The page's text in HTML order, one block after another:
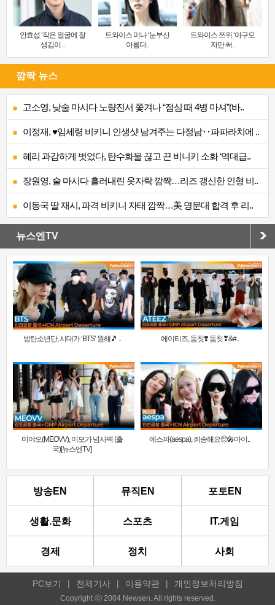
안효섭 ‘작은 얼굴에 잘
생김이 ..
트와이스 미나 ‘눈부신
아름다..
트와이스 쯔위 ‘야구모
자만 써..
깜짝 뉴스
고소영, 낮술 마시다 노량진서 쫓겨나 “점심 때 4병 마셔”(바..
이정재, ♥임세령 비키니 인생샷 남겨주는 다정남‥파파라치에 ..
혜리 과감하게 벗었다, 탄수화물 끊고 끈 비니키 소화 ‘역대급..
장원영, 술 마시다 흘러내린 옷자락 깜짝…리즈 갱신한 인형 비..
이동국 딸 재시, 파격 비키니 자태 깜짝…美 명문대 합격 후 리..
뉴스엔TV
방탄소년단, 시대가 ‘BTS’ 원해🎵 .. 에이티즈, 둠칫❣️ 둠칫❣&#..
미야오(MEOVV), 미모가 넘사벽 (출
국)[뉴스엔TV]
에스파(aespa), 죄송해요🥺🎤마이..
방송EN 뮤직EN 포토EN
생활.문화 스포츠 IT.게임
경제 정치 사회
PC보기 | 전체기사 | 이용약관 | 개인정보처리방침
Copyright ⓒ 2004 Newsen. All rights reserved.